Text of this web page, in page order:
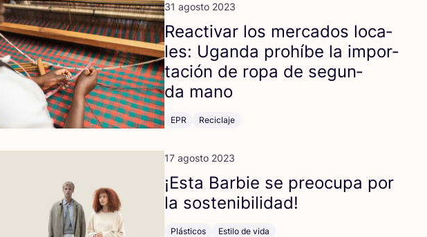
31 agosto 2023
Reac­ti­var los mer­ca­dos loca­
les: Ugan­da prohí­be la impor­
ta­ción de ropa de segun­
da mano
EPR Reciclaje
17 agosto 2023
¡Esta Bar­bie se preo­cu­pa por
la sostenibilidad!
Plásticos Estilo de vida